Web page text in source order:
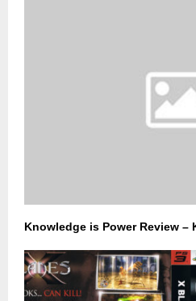
Knowledge is Power Review –